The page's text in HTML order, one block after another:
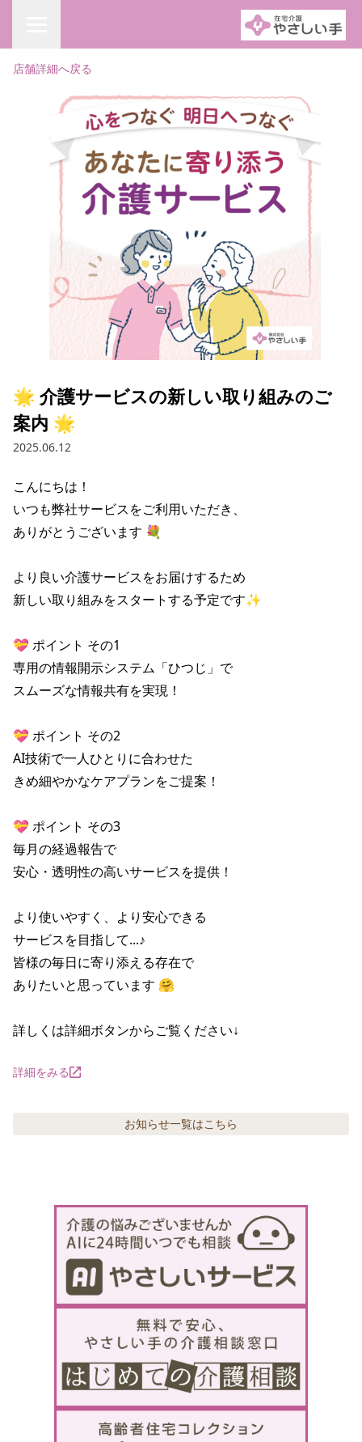
店舗詳細へ戻る
🌟 介護サービスの新しい取り組みのご
案内 🌟
2025.06.12
こんにちは！
いつも弊社サービスをご利用いただき、
ありがとうございます 💐
より良い介護サービスをお届けするため
新しい取り組みをスタートする予定です✨
💝 ポイント その1
専用の情報開示システム「ひつじ」で
スムーズな情報共有を実現！
💝 ポイント その2
AI技術で一人ひとりに合わせた
きめ細やかなケアプランをご提案！
💝 ポイント その3
毎月の経過報告で
安心・透明性の高いサービスを提供！
より使いやすく、より安心できる
サービスを目指して...♪
皆様の毎日に寄り添える存在で
ありたいと思っています 🤗
詳しくは詳細ボタンからご覧ください↓
詳細をみる
お知らせ一覧はこちら